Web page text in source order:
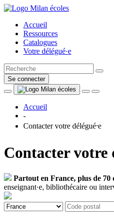
Accueil
Ressources
Catalogues
Votre délégué·e
Se connecter
Accueil
-
Contacter votre délégué⸱e
Contacter votre
Partout en France, plus de 70
enseignant·e, bibliothécaire ou